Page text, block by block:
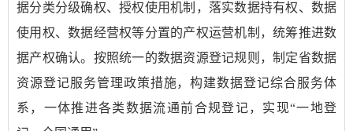
据分类分级确权、授权使用机制，落实数据持有权、数据
使用权、数据经营权等分置的产权运营机制，统筹推进数
据产权确认。按照统一的数据资源登记规则，制定省数据
资源登记服务管理政策措施，构建数据登记综合服务体
系，一体推进各类数据流通前合规登记，实现“一地登